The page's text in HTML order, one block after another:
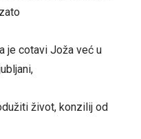
je cotavi Joža već u
život, konzilij od